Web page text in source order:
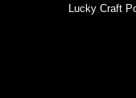
Lucky Craft